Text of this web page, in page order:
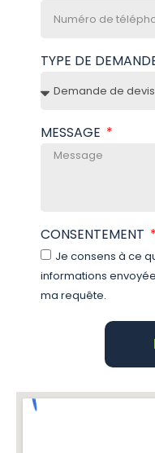
TYPE DE
MESSAGE
CONSENTEMENT
Je consens à ce
informations
ma requête.